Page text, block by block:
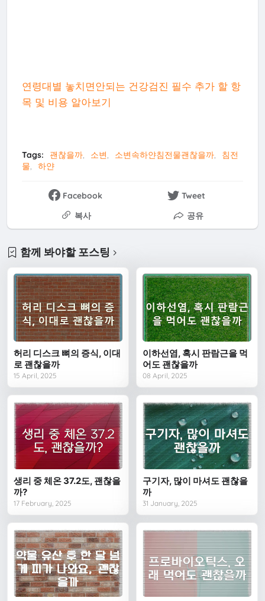
연령대별 놓치면안되는 건강검진 필수 추가 할 항
목 및 비용 알아보기
Tags: 괜찮을까 소변 소변속하얀침전물괜찮을까
침전
물
하얀
Facebook
Tweet
복사
공유
함께 봐야할 포스팅
허리 디스크 뼈의 증식, 이대
로 괜찮을까
15 April, 2025
이하선염, 혹시 판람근을 먹
어도 괜찮을까
08 April, 2025
생리 중 체온 37.2도, 괜찮을
까?
17 February, 2025
구기자, 많이 마셔도 괜찮을
까
31 January, 2025